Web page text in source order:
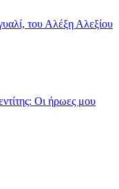
του Αλέξη Αλεξίου
Οι ήρωες μου